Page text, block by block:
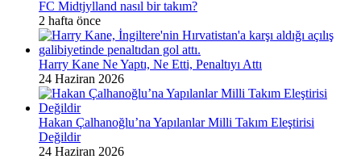
FC Midtjylland nasıl bir takım?
2 hafta önce
Harry Kane Ne Yaptı, Ne Etti, Penaltıyı Attı
24 Haziran 2026
Hakan Çalhanoğlu’na Yapılanlar Milli Takım Eleştirisi
Değildir
24 Haziran 2026